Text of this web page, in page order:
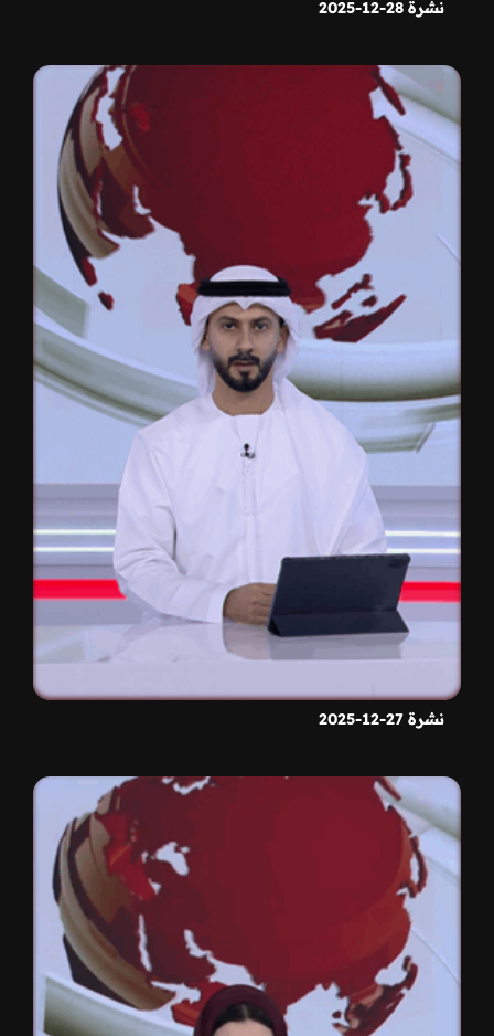
نشرة 28-12-2025
نشرة 27-12-2025